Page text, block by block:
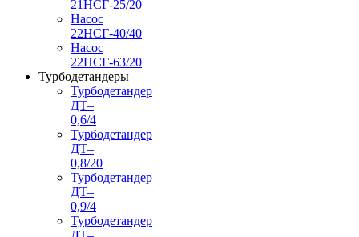
21НСГ-25/20
Насос
22НСГ-40/40
Насос
22НСГ-63/20
Турбодетандеры
Турбодетандер
ДТ–
0,6/4
Турбодетандер
ДТ–
0,8/20
Турбодетандер
ДТ–
0,9/4
Турбодетандер